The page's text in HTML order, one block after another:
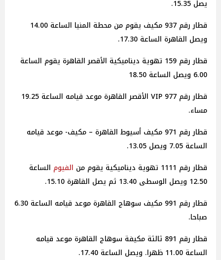
يصل 15.35.
قطار رقم 937 مكيف يقوم من محطة المنيا الساعة 14.00
ويصل القاهرة الساعة 17.30.
قطار رقم 159 تهوية ديناميكية الأقصر القاهرة يقوم الساعة
6.00 ويصل الساعة 18.50
قطار رقم 977 VIP الأقصر القاهرة موعد قيامه الساعة 19.25
مساء.
قطار رقم 971 مكيف أسيوط القاهرة – مكيف- موعد قيامه
الساعة 7.05 ويصل 13.05.
قطار رقم 1111 تهوية ديناميكية يقوم من
الفيوم الساعة
12.50 ويصل الوسطى 13.40 ثم يصل القاهرة 15.10.
قطار رقم 991 مكيف سوهاج القاهرة موعد قيامه الساعة 6.30
صباحا.
قطار رقم 891 ثالثة مكيفة سوهاج القاهرة موعد قيامه
الساعة 11.00 ظهرا. ويصل الساعة 17.40.